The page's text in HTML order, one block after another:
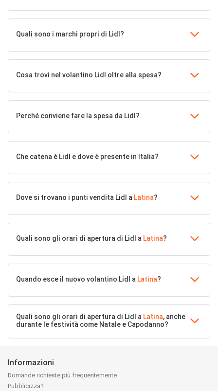
Quali sono i marchi propri di Lidl?
Cosa trovi nel volantino Lidl oltre alla spesa?
Perché conviene fare la spesa da Lidl?
Che catena è Lidl e dove è presente in Italia?
Dove si trovano i punti vendita Lidl a Latina?
Quali sono gli orari di apertura di Lidl a Latina?
Quando esce il nuovo volantino Lidl a Latina?
Quali sono gli orari di apertura di Lidl a Latina, anche
durante le festività come Natale e Capodanno?
Informazioni
Domande richieste più frequentemente
Pubblicizza?